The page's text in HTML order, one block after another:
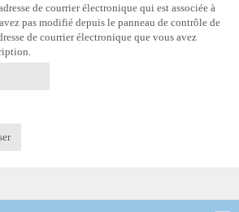
de courrier électronique qui est associée à
pas modifié depuis le panneau de contrôle de
de courrier électronique que vous avez